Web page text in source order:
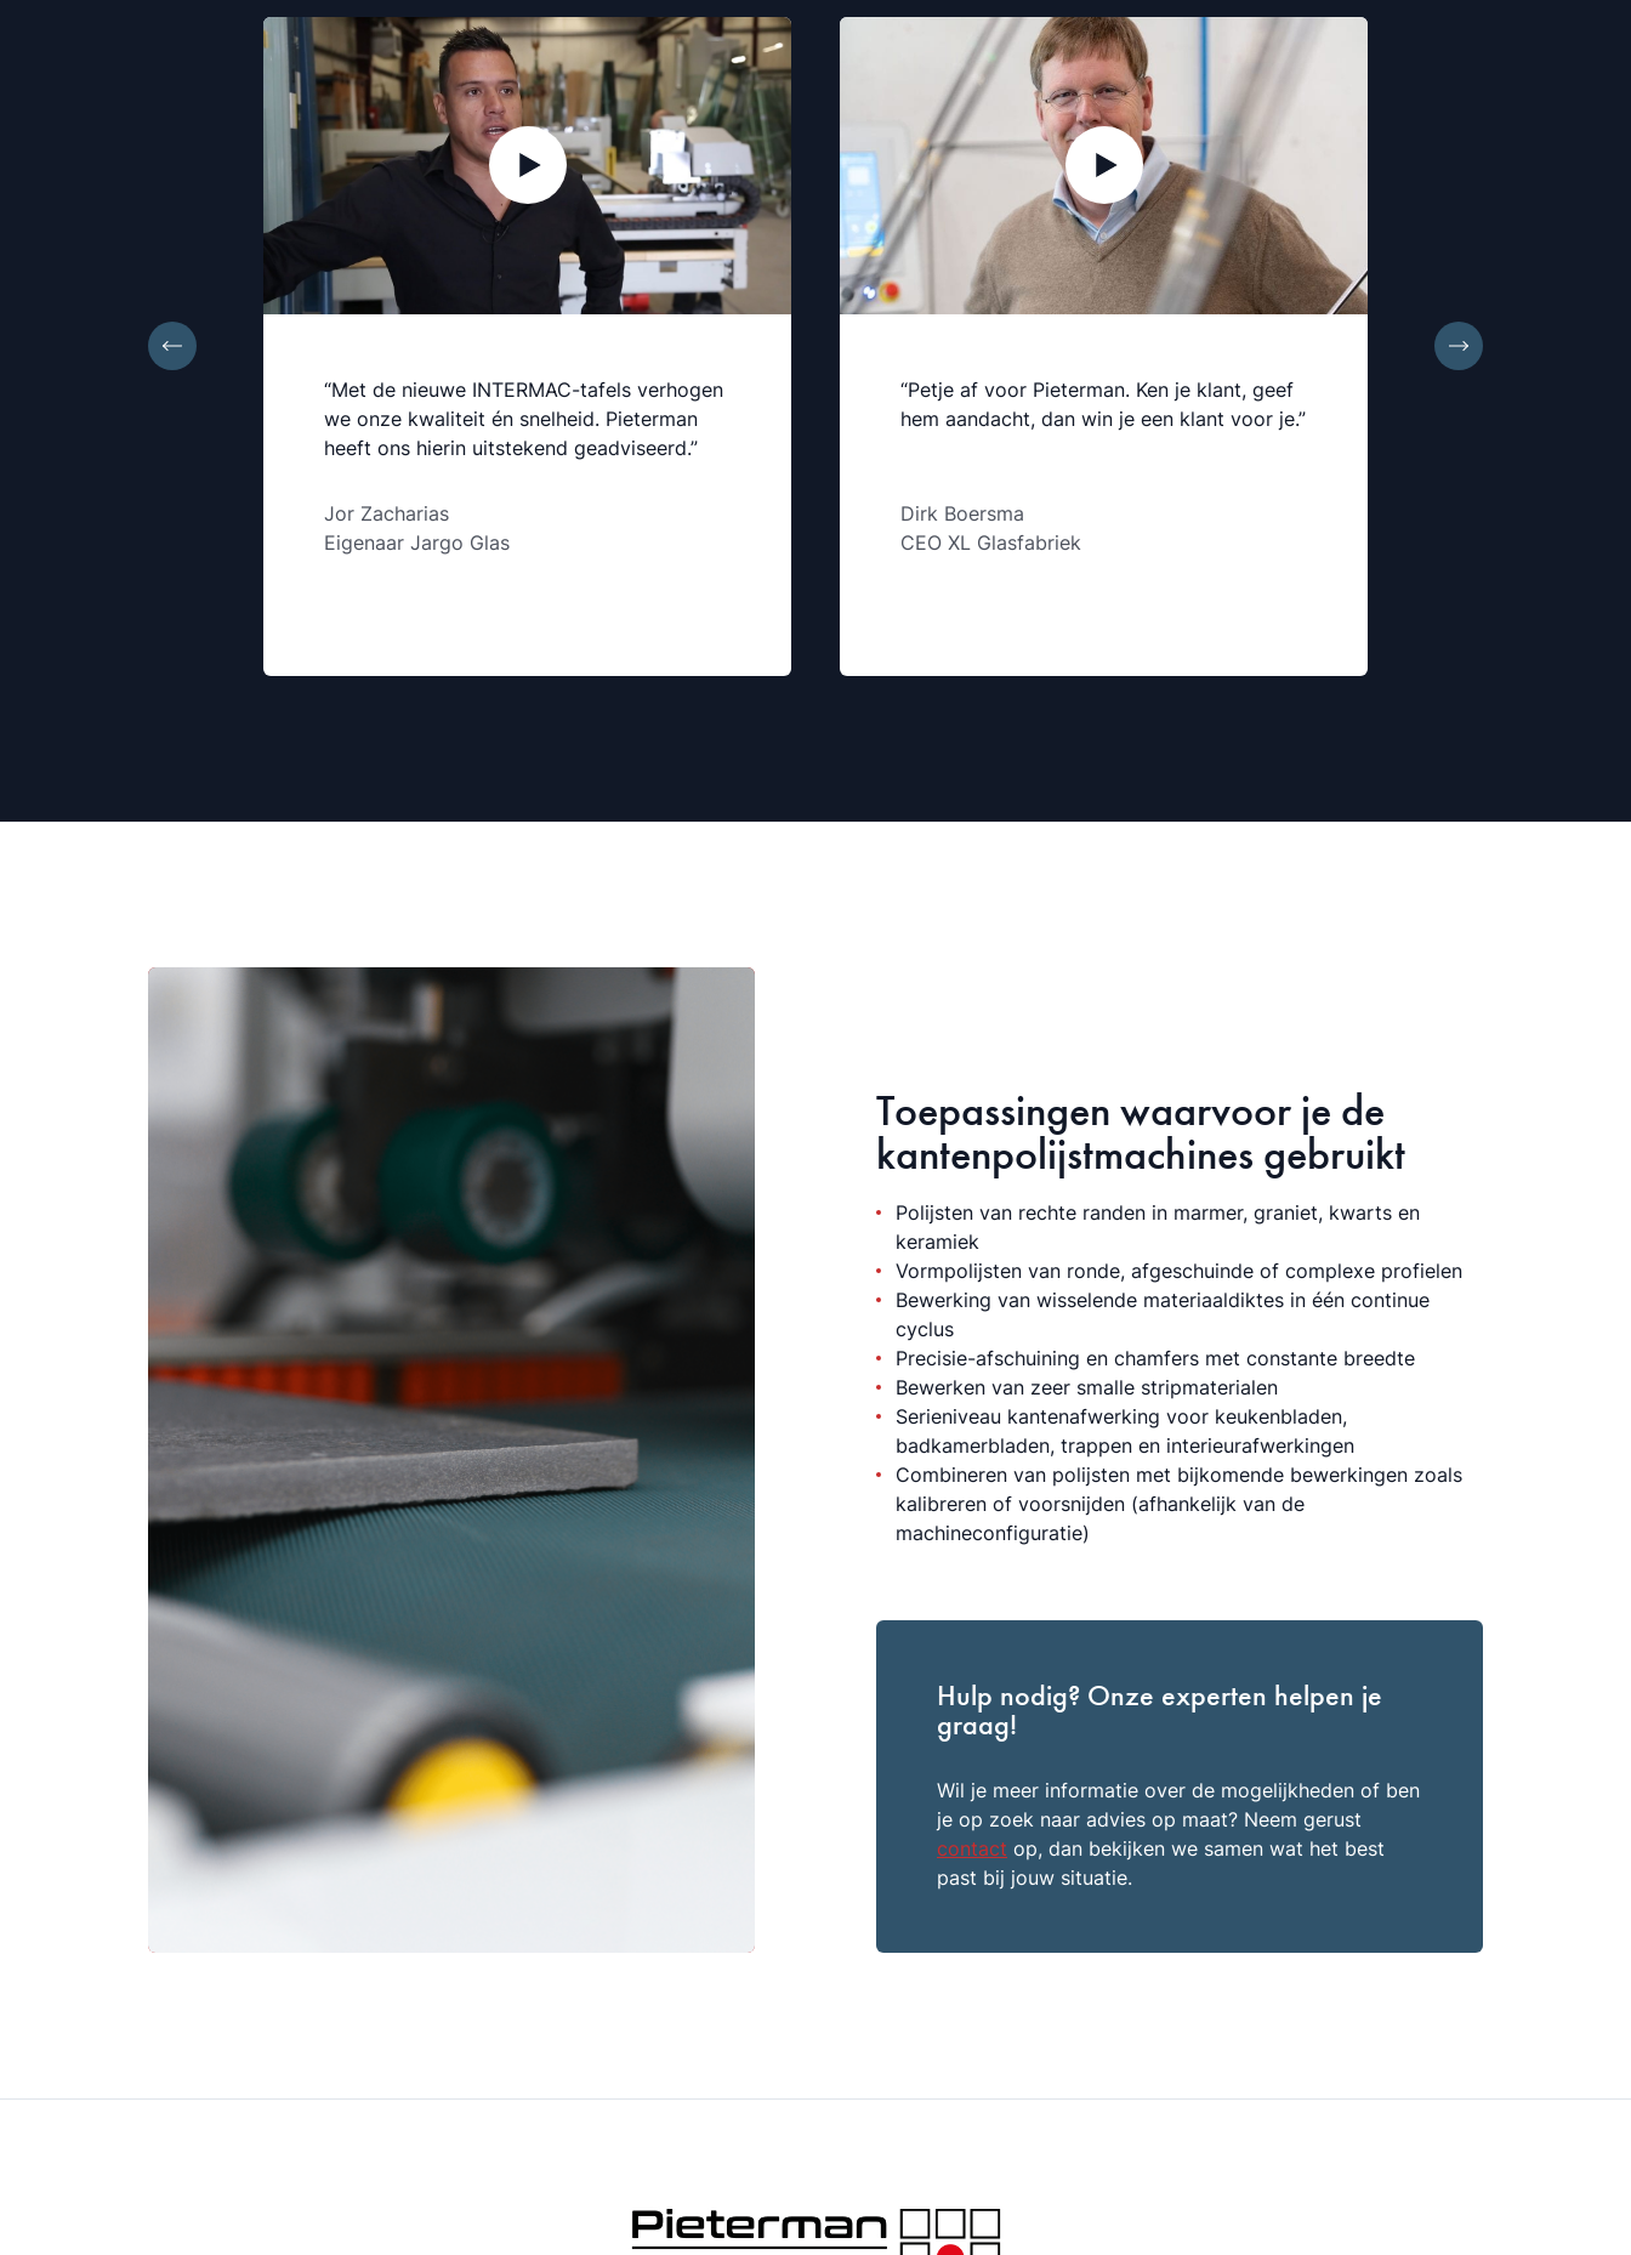
“Met de nieuwe INTERMAC-tafels verhogen
we onze kwaliteit én snelheid. Pieterman
heeft ons hierin uitstekend geadviseerd.”
Jor Zacharias
Eigenaar Jargo Glas
“Petje af voor Pieterman. Ken je klant, geef
hem aandacht, dan win je een klant voor je.”
Dirk Boersma
CEO XL Glasfabriek
Toepassingen waarvoor je de
kantenpolijstmachines gebruikt
Polijsten van rechte randen in marmer, graniet, kwarts en
keramiek
Vormpolijsten van ronde, afgeschuinde of complexe profielen
Bewerking van wisselende materiaaldiktes in één continue
cyclus
Precisie-afschuining en chamfers met constante breedte
Bewerken van zeer smalle stripmaterialen
Serieniveau kantenafwerking voor keukenbladen,
badkamerbladen, trappen en interieurafwerkingen
Combineren van polijsten met bijkomende bewerkingen zoals
kalibreren of voorsnijden (afhankelijk van de
machineconfiguratie)
Hulp nodig? Onze experten helpen je
graag!
Wil je meer informatie over de mogelijkheden of ben
je op zoek naar advies op maat? Neem gerust
contact op, dan bekijken we samen wat het best
past bij jouw situatie.